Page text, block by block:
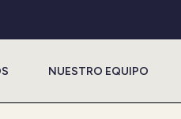
NUESTRO EQUIPO